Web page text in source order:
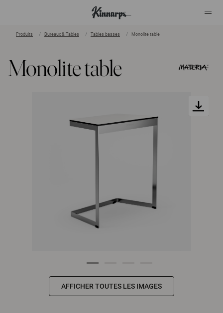
Produits Bureaux & Tables Tables basses Monolite table
Monolite table
AFFICHER TOUTES LES IMAGES